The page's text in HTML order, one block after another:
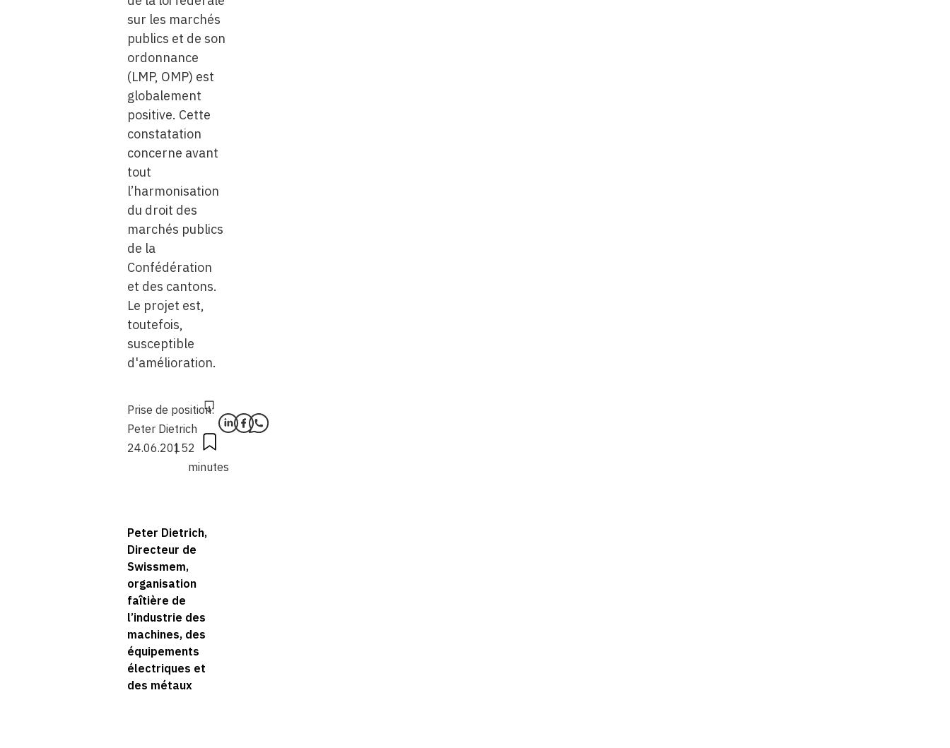
sur les marchés
publics et de son
ordonnance
(LMP, OMP) est
globalement
positive. Cette
constatation
concerne avant
tout
l’harmonisation
du droit des
marchés publics
de la
Confédération
et des cantons.
Le projet est,
toutefois,
susceptible
d'amélioration.
Prise de position:
Peter Dietrich
24.06.20152
minutes
Peter Dietrich,
Directeur de
Swissmem,
organisation
faîtière de
l’industrie des
machines, des
équipements
électriques et
des métaux